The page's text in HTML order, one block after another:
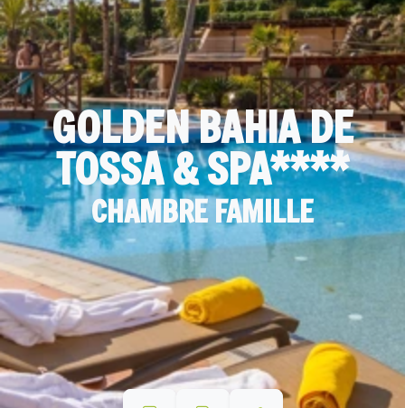
GOLDEN BAHIA DE
TOSSA & SPA****
CHAMBRE FAMILLE